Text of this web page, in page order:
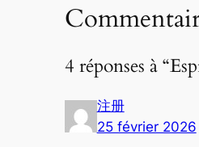
4 réponses à
注册
25 février 2026